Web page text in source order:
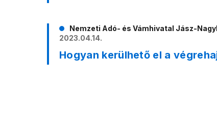
Nemzeti Adó- és Vámhivatal Jász-
2023.04.14.
Hogyan kerülhető el a